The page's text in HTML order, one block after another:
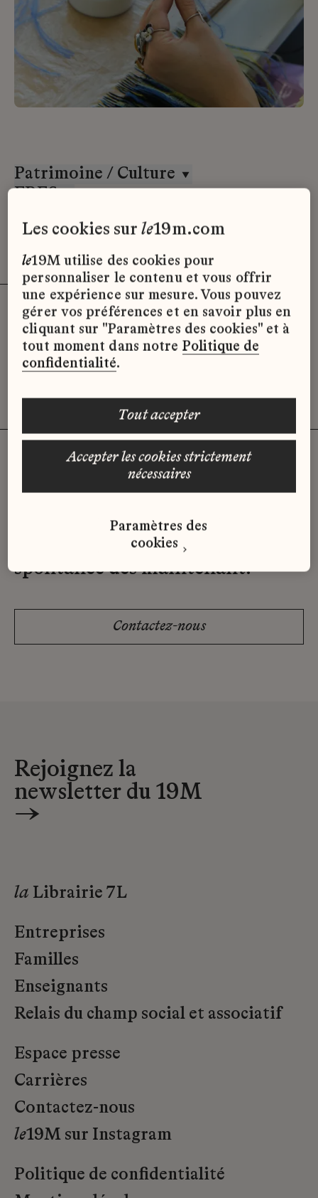
Patrimoine / Culture
ERES
Désolé, il semble qu’il n’y ait pas
d’offres d’emploi disponibles pour le
moment.
Vous n'avez pas trouvé d'offre
qui correspond à votre profil ?
Envoyez-nous votre candidature
spontanée dès maintenant.
Contactez-nous
Rejoignez la
newsletter du 19M
→
la Librairie 7L
Entreprises
Familles
Enseignants
Relais du champ social et associatif
Espace presse
Carrières
Contactez-nous
le19M sur Instagram
Politique de confidentialité
les cookies surle19m.com
le19M utilise des cookies pour
personnaliser le contenu et vous offrir
une expérience sur mesure. Vous pouvez
gérer vos préférences et en savoir plus en
cliquant sur "Paramètres des cookies" et à
tout moment dans notre Politique de
confidentialité.
accepter les cookies strictement
nécessaires
tout accepter
Paramètres des
cookies